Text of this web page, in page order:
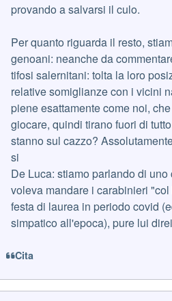
provando a salvarsi il culo.
Per quanto riguarda il resto,
genoani: neanche da
tifosi salernitani: tolta la loro
relative somiglianze con i vicini
piene esattamente come noi,
giocare, quindi tirano fuori di
stanno sul cazzo?
si
De Luca: stiamo parlando di
voleva mandare i carabinieri
festa di laurea in periodo covid
simpatico all'epoca), pure lui
Cita